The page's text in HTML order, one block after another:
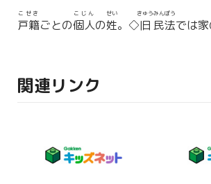
戸籍
こせき
ごとの個人
こじん
の姓
せい
。◇旧
きゅう
民法
みんぽう
では
関連リンク